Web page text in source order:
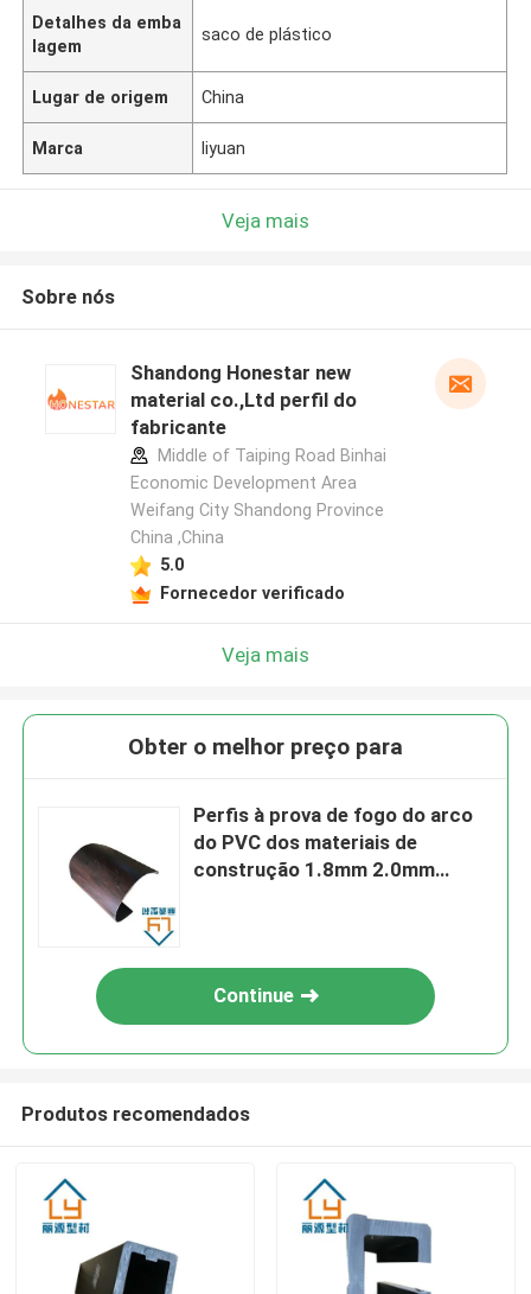
Detalhes da emba
lagem
saco de plástico
Lugar de origem China
Marca liyuan
Veja mais
Sobre nós
Shandong Honestar new
material co.,Ltd perfil do
fabricante
Middle of Taiping Road Binhai
Economic Development Area
Weifang City Shandong Province
China ,China
5.0
Fornecedor verificado
Veja mais
Obter o melhor preço para
Perfis à prova de fogo do arco
do PVC dos materiais de
construção 1.8mm 2.0mm
Continue
Produtos recomendados